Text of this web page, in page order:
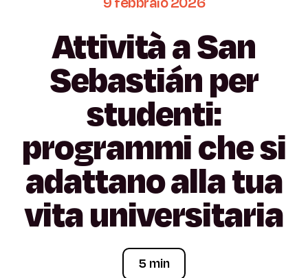
AttivitàaSan
Sebastiánper
studenti:
programmichesi
adattanoallatua
vitauniversitaria
5 min